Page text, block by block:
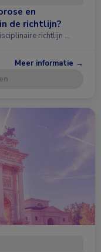
en
de richtlijn?
richtlijn …
Meer informatie →